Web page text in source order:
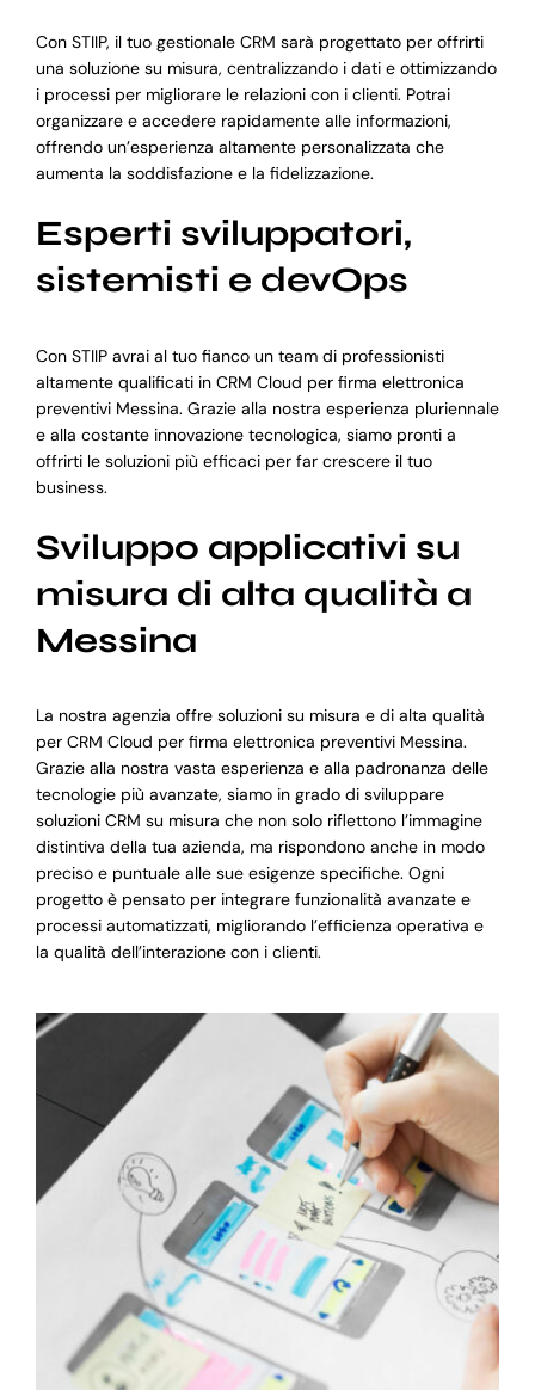
Con STIIP, il tuo gestionale CRM sarà progettato per offrirti
una soluzione su misura, centralizzando i dati e ottimizzando
i processi per migliorare le relazioni con i clienti. Potrai
organizzare e accedere rapidamente alle informazioni,
offrendo un’esperienza altamente personalizzata che
aumenta la soddisfazione e la fidelizzazione.
Esperti sviluppatori,
sistemisti e devOps
Con STIIP avrai al tuo fianco un team di professionisti
altamente qualificati in CRM Cloud per firma elettronica
preventivi Messina. Grazie alla nostra esperienza pluriennale
e alla costante innovazione tecnologica, siamo pronti a
offrirti le soluzioni più efficaci per far crescere il tuo
business.
Sviluppo applicativi su
misura di alta qualità a
Messina
La nostra agenzia offre soluzioni su misura e di alta qualità
per CRM Cloud per firma elettronica preventivi Messina.
Grazie alla nostra vasta esperienza e alla padronanza delle
tecnologie più avanzate, siamo in grado di sviluppare
soluzioni CRM su misura che non solo riflettono l’immagine
distintiva della tua azienda, ma rispondono anche in modo
preciso e puntuale alle sue esigenze specifiche. Ogni
progetto è pensato per integrare funzionalità avanzate e
processi automatizzati, migliorando l’efficienza operativa e
la qualità dell’interazione con i clienti.